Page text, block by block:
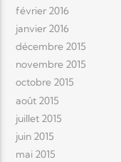
février 2016
janvier 2016
décembre 2015
novembre 2015
octobre 2015
août 2015
juillet 2015
juin 2015
mai 2015